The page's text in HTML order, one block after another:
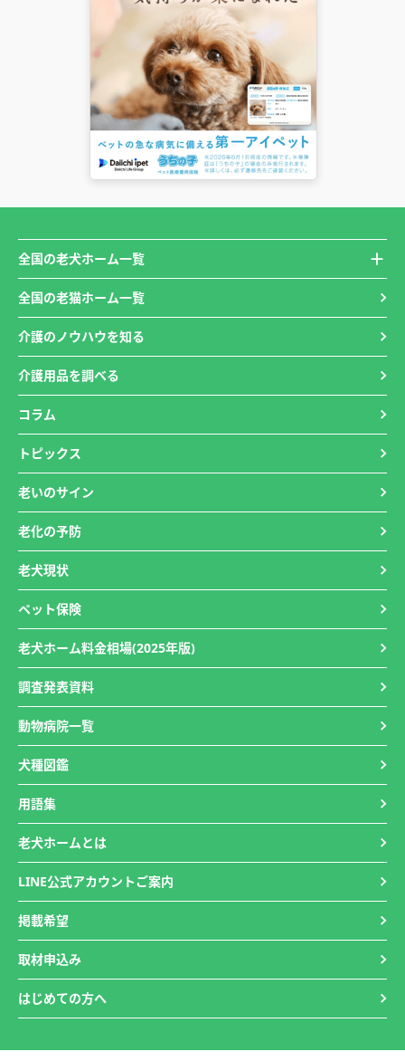
全国の老犬ホーム一覧
全国の老猫ホーム一覧
介護のノウハウを知る
介護用品を調べる
コラム
トピックス
老いのサイン
老化の予防
老犬現状
ペット保険
老犬ホーム料金相場(2025年版)
調査発表資料
動物病院一覧
犬種図鑑
用語集
老犬ホームとは
LINE公式アカウントご案内
掲載希望
取材申込み
はじめての方へ